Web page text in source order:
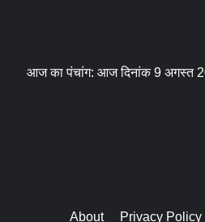
आज का पंचांग: आज दिनांक 9 अगस्त
About Privacy Policy